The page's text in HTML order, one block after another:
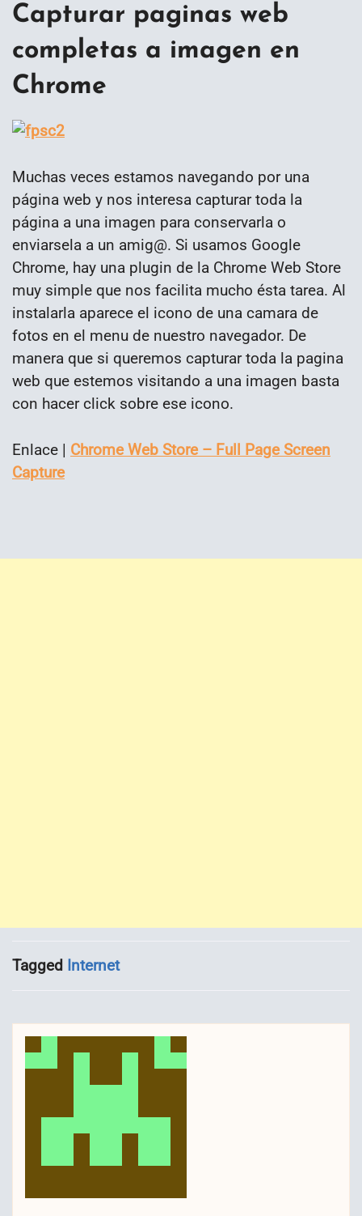
Capturar paginas web
completas a imagen en
Chrome
Muchas veces estamos navegando por una
página web y nos interesa capturar toda la
página a una imagen para conservarla o
enviarsela a un amig@. Si usamos Google
Chrome, hay una plugin de la Chrome Web Store
muy simple que nos facilita mucho ésta tarea. Al
instalarla aparece el icono de una camara de
fotos en el menu de nuestro navegador. De
manera que si queremos capturar toda la pagina
web que estemos visitando a una imagen basta
con hacer click sobre ese icono.
Enlace | Chrome Web Store – Full Page Screen
Capture
Tagged Internet